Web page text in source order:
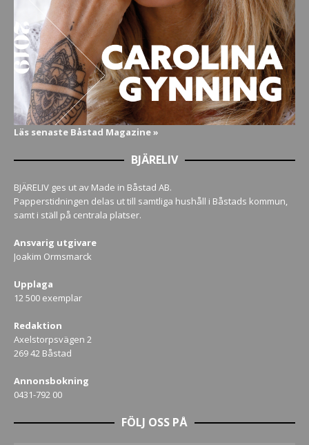
Läs senaste Båstad Magazine »
BJÄRELIV
BJÄRELIV ges ut av Made in Båstad AB.
Papperstidningen delas ut till samtliga hushåll i Båstads kommun,
samt i ställ på centrala platser.
Ansvarig utgivare
Joakim Ormsmarck
Upplaga
12 500 exemplar
Redaktion
Axelstorpsvägen 2
269 42 Båstad
Annonsbokning
0431-792 00
FÖLJ OSS PÅ